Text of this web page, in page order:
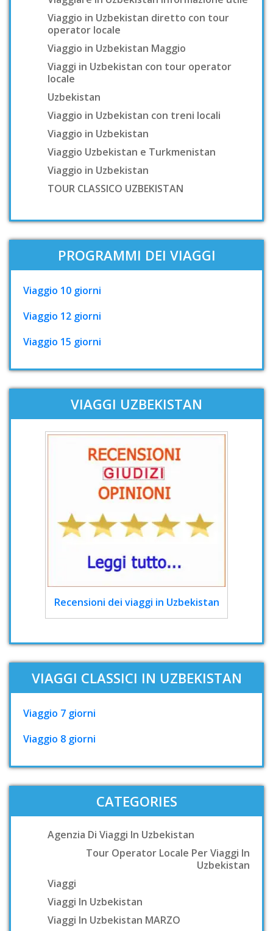
Viaggio in Uzbekistan diretto con tour
operator locale
Viaggio in Uzbekistan Maggio
Viaggi in Uzbekistan con tour operator
locale
Uzbekistan
Viaggio in Uzbekistan con treni locali
Viaggio in Uzbekistan
Viaggio Uzbekistan e Turkmenistan
Viaggio in Uzbekistan
TOUR CLASSICO UZBEKISTAN
PROGRAMMI DEI VIAGGI
Viaggio 10 giorni
Viaggio 12 giorni
Viaggio 15 giorni
VIAGGI UZBEKISTAN
Recensioni dei viaggi in Uzbekistan
VIAGGI CLASSICI IN UZBEKISTAN
Viaggio 7 giorni
Viaggio 8 giorni
CATEGORIES
Agenzia Di Viaggi In Uzbekistan
Tour Operator Locale Per Viaggi In
Uzbekistan
Viaggi
Viaggi In Uzbekistan
Viaggi In Uzbekistan MARZO